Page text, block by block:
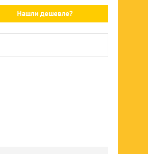
Нашли дешевле?